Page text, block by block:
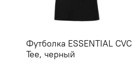
Футболка ESSENTIAL CVC
Tee, черный